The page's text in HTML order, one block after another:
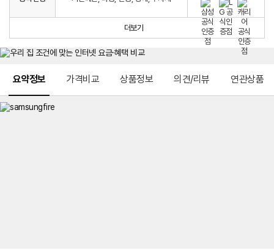
구
시
생
는
치
비
설
더보기
요약정보 가격비교 상품정보 의견/리뷰 연관상품